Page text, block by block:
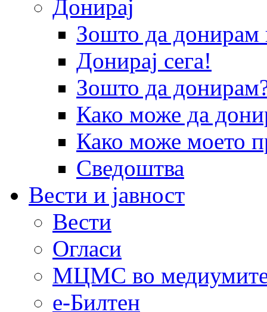
Донирај
Зошто да
Донирај сега!
Зошто да
Како може да
Како може моето
Сведоштва
Вести и јавност
Вести
Огласи
МЦМС во
е-Билтен